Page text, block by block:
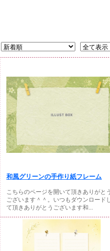
和風グリーンの手作り紙フレーム
こちらのページを開いて頂きありがとう
ございます＾＾。いつもダウンロード
て頂きありがとうございます和...